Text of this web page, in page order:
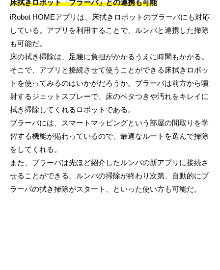
床拭きロボット「ブラーバ」との連携も可能
iRobot HOMEアプリは、床拭きロボットのブラーバにも対応
している。アプリを利用することで、ルンバと連携した掃除
も可能だ。
床の拭き掃除は、足腰に負担がかかるうえに時間もかかる。
そこで、アプリと接続させて使うことができる床拭きロボッ
トを使ってみるのはいかがだろうか。ブラーバは前方から噴
射するジェットスプレーで、床のベタつきや汚れをキレイに
拭き掃除してくれるロボットである。
ブラーバには、スマートマッピングという部屋の間取りを学
習する機能が備わっているので、最適なルートを選んで掃除
をしてくれる。
また、ブラーバは先ほど紹介したルンバの新アプリに接続さ
せることができる。ルンバの掃除が終わり次第、自動的にブ
ラーバの拭き掃除がスタート、といった使い方も可能だ。